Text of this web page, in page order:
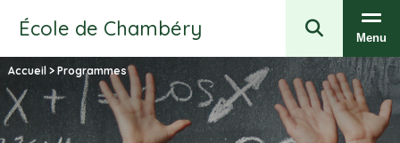
École de Chambéry Menu
Accueil> Programmes